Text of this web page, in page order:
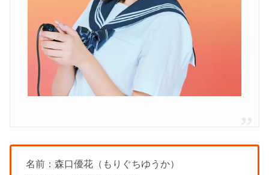
名前：森口優花（もりぐちゆうか）